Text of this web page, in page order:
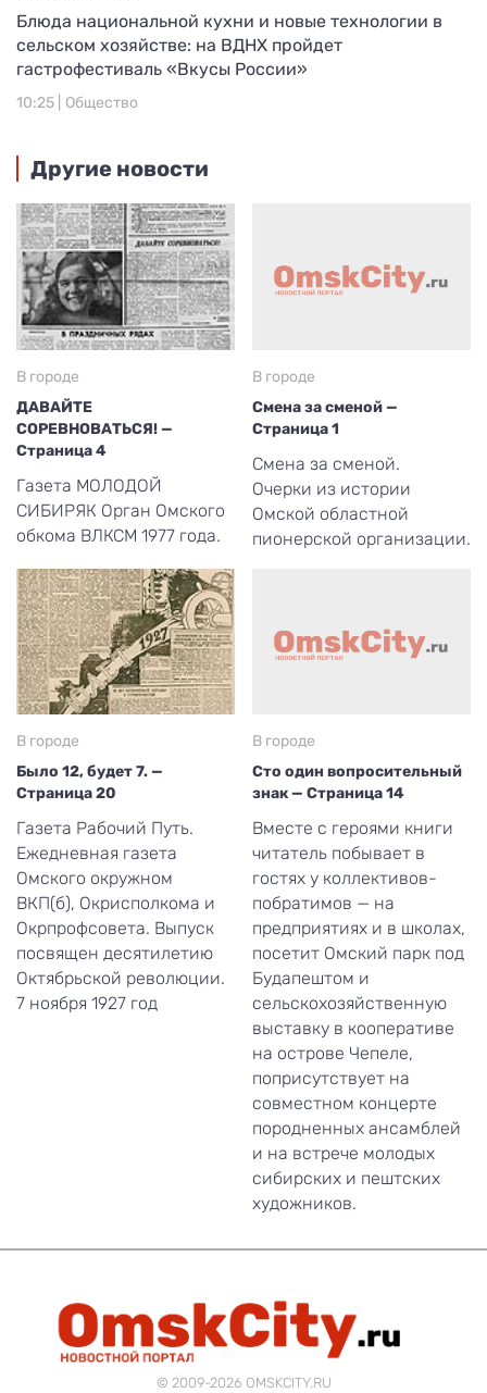
Блюда национальной кухни и новые технологии в
сельском хозяйстве: на ВДНХ пройдет
гастрофестиваль «Вкусы России»
10:25 | Общество
Другие новости
В городе
ДАВАЙТЕ
СОРЕВНОВАТЬСЯ! —
Страница 4
Газета МОЛОДОЙ
СИБИРЯК Орган Омского
обкома ВЛКСМ 1977 года.
В городе
Смена за сменой —
Страница 1
Смена за сменой.
Очерки из истории
Омской областной
пионерской организации.
В городе
Было 12, будет 7. —
Страница 20
Газета Рабочий Путь.
Ежедневная газета
Омского окружном
ВКП(б), Окрисполкома и
Окрпрофсовета. Выпуск
посвящен десятилетию
Октябрьской революции.
7 ноября 1927 год
В городе
Сто один вопросительный
знак — Страница 14
Вместе с героями книги
читатель побывает в
гостях у коллективов-
побратимов — на
предприятиях и в школах,
посетит Омский парк под
Будапештом и
сельскохозяйственную
выставку в кооперативе
на острове Чепеле,
поприсутствует на
совместном концерте
породненных ансамблей
и на встрече молодых
сибирских и пештских
художников.
© 2009-2026 OMSKCITY.RU